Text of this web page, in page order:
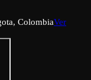
ColombiaVer